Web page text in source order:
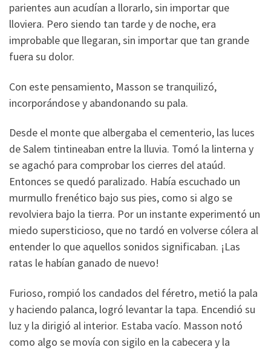
parientes aun acudían a llorarlo, sin importar que
lloviera. Pero siendo tan tarde y de noche, era
improbable que llegaran, sin importar que tan grande
fuera su dolor.
Con este pensamiento, Masson se tranquilizó,
incorporándose y abandonando su pala.
Desde el monte que albergaba el cementerio, las luces
de Salem tintineaban entre la lluvia. Tomó la linterna y
se agachó para comprobar los cierres del ataúd.
Entonces se quedó paralizado. Había escuchado un
murmullo frenético bajo sus pies, como si algo se
revolviera bajo la tierra. Por un instante experimentó un
miedo supersticioso, que no tardó en volverse cólera al
entender lo que aquellos sonidos significaban. ¡Las
ratas le habían ganado de nuevo!
Furioso, rompió los candados del féretro, metió la pala
y haciendo palanca, logró levantar la tapa. Encendió su
luz y la dirigió al interior. Estaba vacío. Masson notó
como algo se movía con sigilo en la cabecera y la